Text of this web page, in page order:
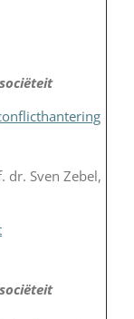
dr. Sven Zebel,